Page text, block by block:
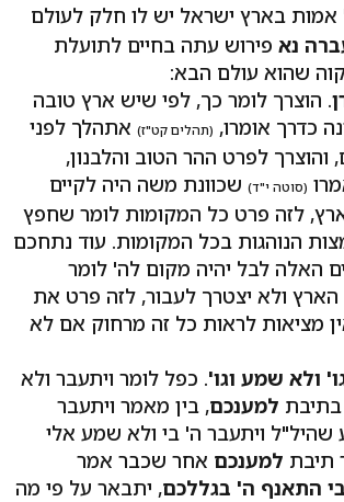
אמות בארץ ישראל יש לו חלק לעולם
נא פירוש עתה בחיים לתועלת
שהוא עולם הבא:
. הוצרך לומר כך, לפי שיש ארץ טובה
כדרך אומרו, (תהלים קט"ז) אתהלך לפני
והוצרך לפרט ההר הטוב והלבנון,
(סוטה י"ד) שכוונת משה היה לקיים
לזה פרט כל המקומות לומר שחפץ
הנוהגות בכל המקומות. עוד נתחכם
האלה לבל יהיה מקום לה' לומר
ולא יצטרך לעבור, לזה פרט את
מציאות לראות כל זה מרחוק אם לא
ולא שמע וגו'. כפל לומר ויתעבר ולא
למענכם, בין מאמר ויתעבר
ויתעבר ה' בי ולא שמע אלי
תיבת למענכם אחר שכבר אמר
התאנף ה' בגללכם, יתבאר על פי מה